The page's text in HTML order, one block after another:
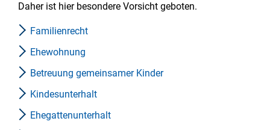
Daher ist hier besondere Vorsicht geboten.
Familienrecht
Ehewohnung
Betreuung gemeinsamer Kinder
Kindesunterhalt
Ehegattenunterhalt